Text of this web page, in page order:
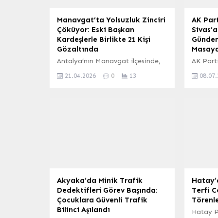
Manavgat’ta Yolsuzluk Zinciri
Çöküyor: Eski Başkan
Kardeşlerle Birlikte 21 Kişi
Gözaltında
Antalya’nın Manavgat ilçesinde,
koordinesinde yürütülen geniş
aramalarda çok sayıda şüpheli
yakalanarak gözaltına alındı.
Soruşturmanın Odağında Eski...
21.04.2026 0 13
AK
AK
Akyaka’da Minik Trafik
Dedektifleri Görev Başında:
Çocuklara Güvenli Trafik
Bilinci Aşılandı
Terfi
Hatay